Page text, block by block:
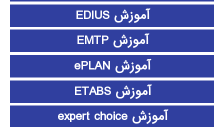
آموزش EDIUS
آموزش EMTP
آموزش ePLAN
آموزش ETABS
آموزش expert choice